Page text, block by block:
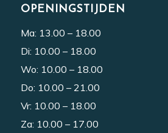
OPENINGSTIJDEN
Ma: 13.00 – 18.00
Di: 10.00 – 18.00
Wo: 10.00 – 18.00
Do: 10.00 – 21.00
Vr: 10.00 – 18.00
Za: 10.00 – 17.00